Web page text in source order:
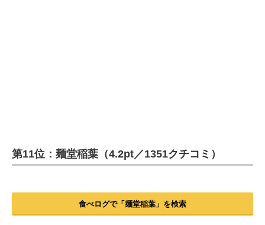
第11位：麺堂稲葉（4.2pt／1351クチコミ）
食べログで「麺堂稲葉」を検索